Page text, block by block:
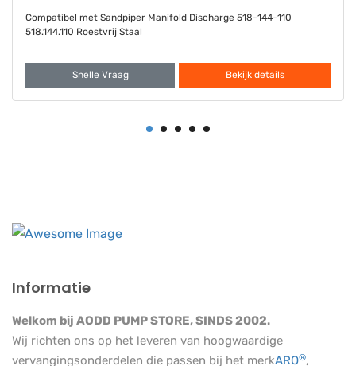
Compatibel met Sandpiper Diaphragma Santoprene FDA 286-098-
351 286.098.351
Snelle Vraag Bekijk details
Informatie
Welkom bij AODD PUMP STORE, SINDS 2002.
Wij richten ons op het leveren van hoogwaardige
vervangingsonderdelen die passen bij het merkARO®,